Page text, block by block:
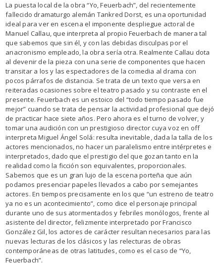
La puesta local de la obra “Yo, Feuerbach”, del recientemente
fallecido dramaturgo alemán Tankred Dorst, es una oportunidad
ideal para ver en escena el imponente despliegue actoral de
Manuel Callau, que interpreta al propio Feuerbach de manera tal
que sabemos que sin él, y con las debidas disculpas por el
anacronismo empleado, la obra sería otra. Realmente Callau dota
al devenir de la pieza con una serie de componentes que hacen
transitar a los y las espectadores de la comedia al drama con
pocos párrafos de distancia. Se trata de un texto que versa en
reiteradas ocasiones sobre el teatro pasado y su contraste en el
presente. Feuerbach es un estoico del “todo tiempo pasado fue
mejor” cuando se trata de pensar la actividad profesional que dejó
de practicar hace siete años. Pero ahora es el turno de volver, y
tomar una audición con un prestigioso director cuya voz en off
interpreta Miguel Ángel Solá: resulta inevitable, dada la talla de los
actores mencionados, no hacer un paralelismo entre intérpretes e
interpretados, dado que el prestigio del que gozan tanto en la
realidad como la ficción son equivalentes, proporcionales.
Sabemos que es un gran lujo de la escena porteña que aún
podamos presenciar papeles llevados a cabo por semejantes
actores. En tiempos precisamente en los que “un estreno de teatro
ya no es un acontecimiento”, como dice el personaje principal
durante uno de sus atormentados y febriles monólogos, frente al
asistente del director, felizmente interpretado por Francisco
González Gil, los actores de carácter resultan necesarios para las
nuevas lecturas de los clásicos y las relecturas de obras
contemporáneas de otras latitudes, como es el caso de “Yo,
Feuerbach”.